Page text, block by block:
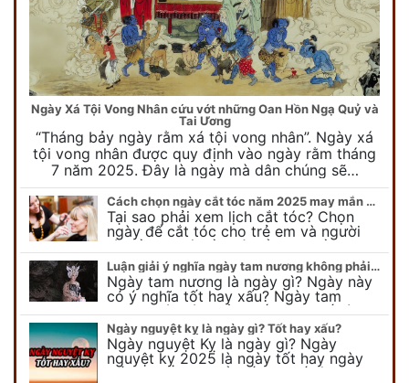
Ngày Xá Tội Vong Nhân cứu vớt những Oan Hồn Ngạ Quỷ và
Tai Ương
“Tháng bảy ngày rằm xá tội vong nhân”. Ngày xá
tội vong nhân được quy định vào ngày rằm tháng
7 năm 2025. Đây là ngày mà dân chúng sẽ…
Cách chọn ngày cắt tóc năm 2025 may mắn cho cả trẻ em và người lớn
Tại sao phải xem lịch cắt tóc? Chọn
ngày để cắt tóc cho trẻ em và người
lớn cần lưu ý điều gì để gặp nhiều may
mắn ? Khi…
Luận giải ý nghĩa ngày tam nương không phải ai cũng biết
Ngày tam nương là ngày gì? Ngày này
có ý nghĩa tốt hay xấu? Ngày tam
nương sát có nguồn gốc như thế nào?
Cần kiêng kỵ điều gì khi…
Ngày nguyệt kỵ là ngày gì? Tốt hay xấu?
Ngày nguyệt Kỵ là ngày gì? Ngày
nguyệt kỵ 2025 là ngày tốt hay ngày
xấu, xem ngay để biết chi tiết ý nghĩa